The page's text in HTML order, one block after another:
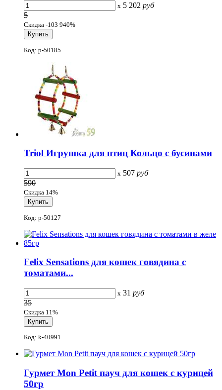
x 5 202 руб
5
Скидка -103 940%
Код: p-50185
Triol Игрушка для птиц Кольцо с бусинами
x 507 руб
590
Скидка 14%
Код: p-50127
Felix Sensations для кошек говядина с
томатами...
x 31 руб
35
Скидка 11%
Код: k-40991
Гурмет Mon Petit пауч для кошек c курицей
50гр